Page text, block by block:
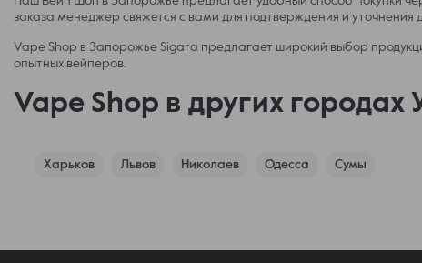
заказа менеджер свяжется с вами для подтверждения и уточнения
Vape Shop в Запорожье Sigara предлагает широкий выбор
опытных вейперов.
Vape Shop в других городах
Харьков Львов Николаев Одесса Сумы